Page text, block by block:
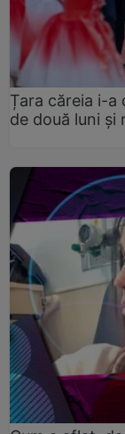
Țara căreia i-a
de două luni și